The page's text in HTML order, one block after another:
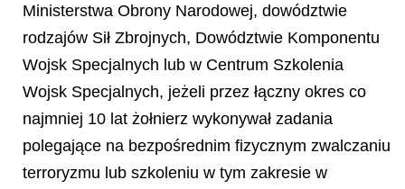
Ministerstwa Obrony Narodowej, dowództwie
rodzajów Sił Zbrojnych, Dowództwie Komponentu
Wojsk Specjalnych lub w Centrum Szkolenia
Wojsk Specjalnych, jeżeli przez łączny okres co
najmniej 10 lat żołnierz wykonywał zadania
polegające na bezpośrednim fizycznym zwalczaniu
terroryzmu lub szkoleniu w tym zakresie w